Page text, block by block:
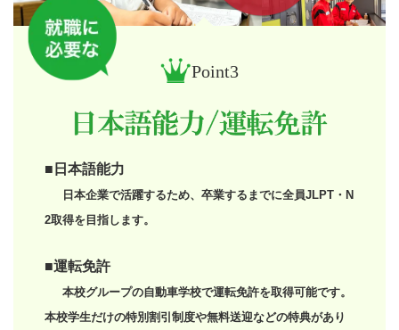
Point3
■日本語能力
日本企業で活躍するため、卒業するまでに全員JLPT・N
2取得を目指します。
■運転免許
本校グループの自動車学校で運転免許を取得可能です。
本校学生だけの特別割引制度や無料送迎などの特典があり